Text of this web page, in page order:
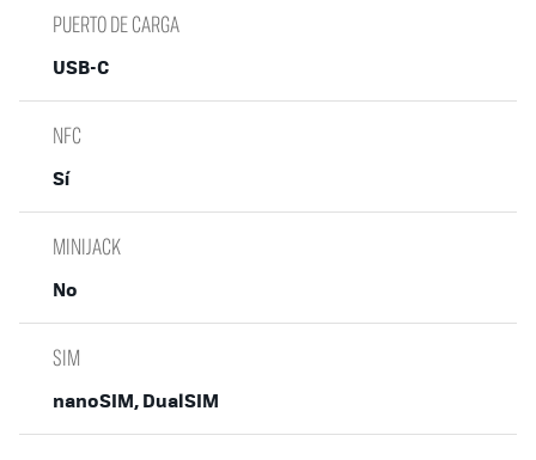
PUERTO DE CARGA
USB-C
NFC
Sí
MINIJACK
No
SIM
nanoSIM, DualSIM